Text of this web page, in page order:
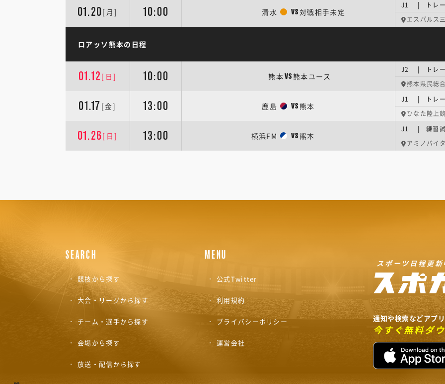
01.20[月] 10:00 清水 VS対戦相手未定
J1 | トレー
エスパルス
ロアッソ熊本の日程
01.12 [日] 10:00 熊本VS熊本ユース
J2 | トレー
熊本県民総
01.17 [金] 13:00 鹿島 VS熊本
J1 | トレー
ひなた陸上
01.26[日] 13:00 横浜FM VS熊本
J1 | 練習
アミノバイ
SEARCH
競技から探す
大会・リーグから探す
チーム・選手から探す
会場から探す
放送・配信から探す
MENU
公式Twitter
利用規約
プライバシーポリシー
運営会社
スポーツ日程更新
通知や検索などアプ
今すぐ無料ダ